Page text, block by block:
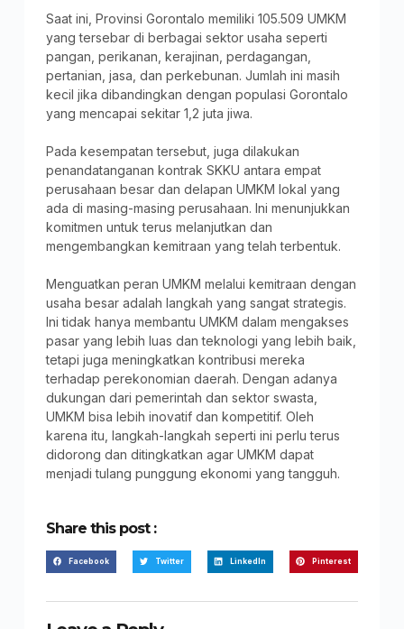
Saat ini, Provinsi Gorontalo memiliki 105.509 UMKM
yang tersebar di berbagai sektor usaha seperti
pangan, perikanan, kerajinan, perdagangan,
pertanian, jasa, dan perkebunan. Jumlah ini masih
kecil jika dibandingkan dengan populasi Gorontalo
yang mencapai sekitar 1,2 juta jiwa.
Pada kesempatan tersebut, juga dilakukan
penandatanganan kontrak SKKU antara empat
perusahaan besar dan delapan UMKM lokal yang
ada di masing-masing perusahaan. Ini menunjukkan
komitmen untuk terus melanjutkan dan
mengembangkan kemitraan yang telah terbentuk.
Menguatkan peran UMKM melalui kemitraan dengan
usaha besar adalah langkah yang sangat strategis.
Ini tidak hanya membantu UMKM dalam mengakses
pasar yang lebih luas dan teknologi yang lebih baik,
tetapi juga meningkatkan kontribusi mereka
terhadap perekonomian daerah. Dengan adanya
dukungan dari pemerintah dan sektor swasta,
UMKM bisa lebih inovatif dan kompetitif. Oleh
karena itu, langkah-langkah seperti ini perlu terus
didorong dan ditingkatkan agar UMKM dapat
menjadi tulang punggung ekonomi yang tangguh.
Share this post :
Facebook Twitter LinkedIn Pinterest